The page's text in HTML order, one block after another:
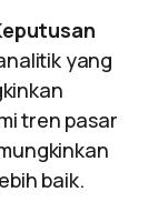
yang
tren pasar
baik.